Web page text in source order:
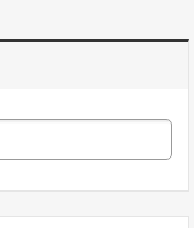
由鲜花和掌声、关注